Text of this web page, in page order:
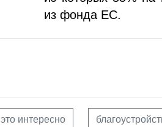
из фонда ЕС.
это интересно